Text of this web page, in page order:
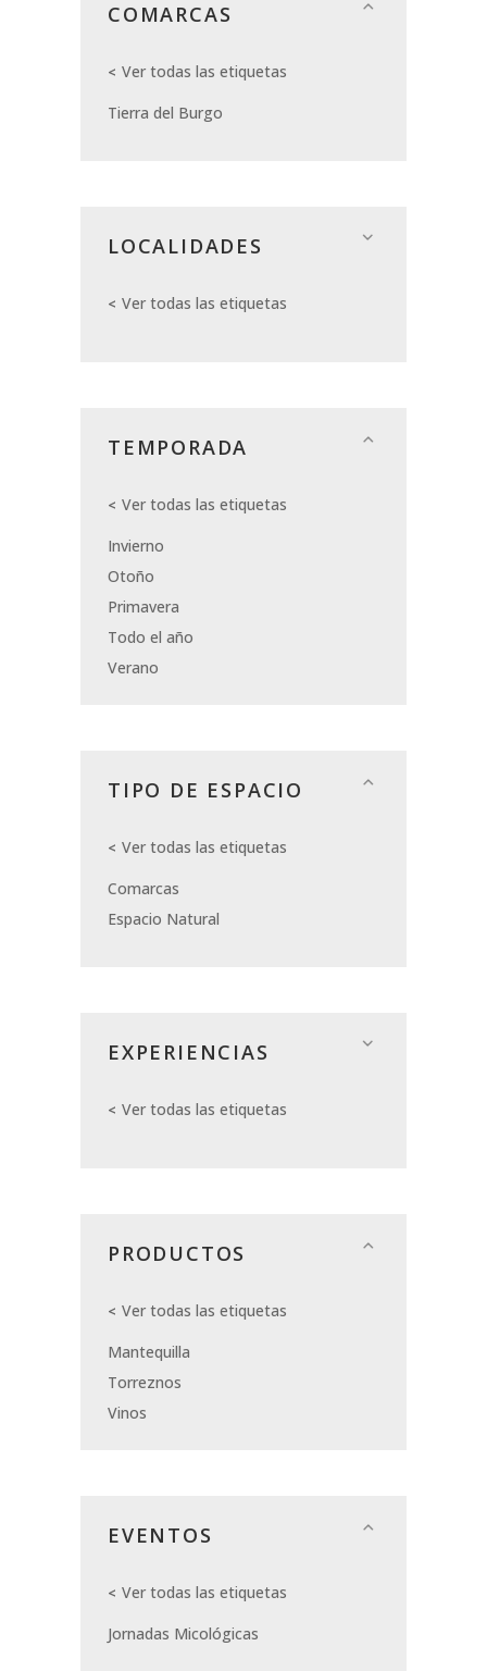
COMARCAS
Ver todas las etiquetas
Tierra del Burgo
LOCALIDADES
Ver todas las etiquetas
TEMPORADA
Ver todas las etiquetas
Invierno
Otoño
Primavera
Todo el año
Verano
TIPO DE ESPACIO
Ver todas las etiquetas
Comarcas
Espacio Natural
EXPERIENCIAS
Ver todas las etiquetas
PRODUCTOS
Ver todas las etiquetas
Mantequilla
Torreznos
Vinos
EVENTOS
Ver todas las etiquetas
Jornadas Micológicas